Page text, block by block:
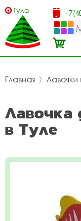
Тула
Главная 〉 Лавочки
Лавочка
в Туле